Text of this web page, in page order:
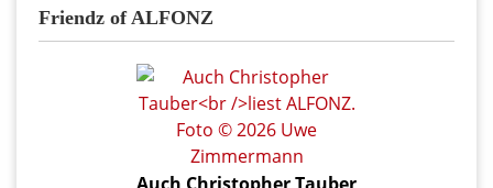
Friendz of ALFONZ